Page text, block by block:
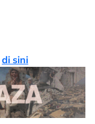
di sini